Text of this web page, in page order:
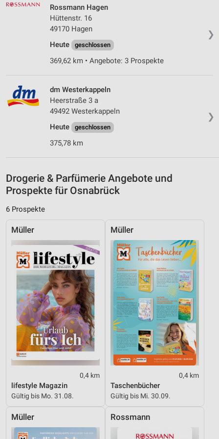
❯
Rossmann Hagen
Hüttenstr. 16
49170 Hagen
Heute
geschlossen
369,62 km • Angebote: 3 Prospekte
❯
dm Westerkappeln
Heerstraße 3 a
49492 Westerkappeln
Heute
geschlossen
375,78 km
Drogerie & Parfümerie Angebote und
Prospekte für Osnabrück
6 Prospekte
Müller
0,4 km
lifestyle Magazin
Gültig bis Mo. 31.08.
Müller
0,4 km
Taschenbücher
Gültig bis Mi. 30.09.
Müller Rossmann
personalisierter Werbung
Erstellung von Profilen zur Personalisierung
von Inhalten
Verwendung von Profilen zur Auswahl
personalisierter Inhalte
Messung der Performance von Inhalten
Analyse von Zielgruppen durch Statistiken oder
Kombinationen von Daten aus verschiedenen
Verwendung reduzierter Daten zur Auswahl von
Inhalten
Informationen identifizieren
Nicht-IAB-Verarbeitungszwecke:
Notwendig
Performance
Funktional
Werbung